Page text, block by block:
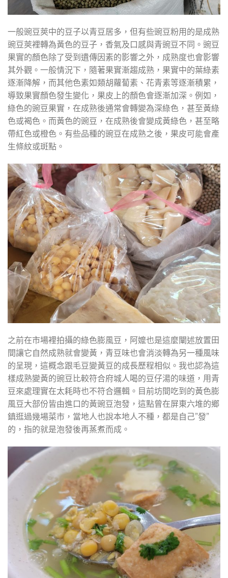
一般豌豆莢中的豆子以青豆居多，但有些豌豆粉用的是成熟
豌豆莢裡轉為黃色的豆子，香氣及口感與青豌豆不同。豌豆
果實的顏色除了受到遺傳因素的影響之外，成熟度也會影響
其外觀。一般情況下，隨著果實漸趨成熟，果實中的葉綠素
逐漸降解，而其他色素如類胡蘿蔔素、花青素等逐漸積累，
導致果實顏色發生變化，果皮上的顏色會逐漸加深。例如，
綠色的豌豆果實，在成熟後通常會轉變為深綠色，甚至黃綠
色或褐色。而黃色的豌豆，在成熟後會變成黃綠色，甚至略
帶紅色或橙色。有些品種的豌豆在成熟之後，果皮可能會產
生條紋或斑點。
之前在市場裡拍攝的綠色膨風豆，阿嬤也是這麼闡述放置田
間讓它自然成熟就會變黃，青豆味也會消淡轉為另一種風味
的呈現，這概念跟毛豆變黃豆的成長歷程相似。我也認為這
樣成熟變黃的豌豆比較符合府城人喝的豆仔湯的味道，用青
豆來處理實在太耗時也不符合邏輯。目前坊間吃到的黃色膨
風豆大部份皆由進口的黃豌豆泡發，這點曾在屏東六堆的鄉
鎮逛過幾場菜市，當地人也說本地人不種，都是自己”發”
的，指的就是泡發後再蒸煮而成。